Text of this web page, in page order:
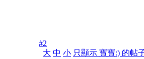
#2
大 中 小 只顯示 寶寶:) 的帖